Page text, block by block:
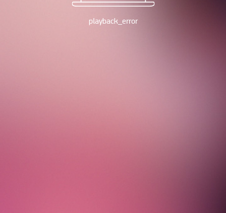
playback_error